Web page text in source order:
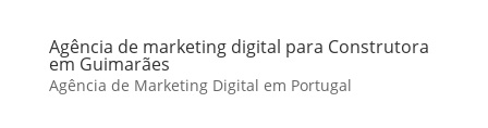
Agência de marketing digital para Construtora
em Guimarães
Agência de Marketing Digital em Portugal